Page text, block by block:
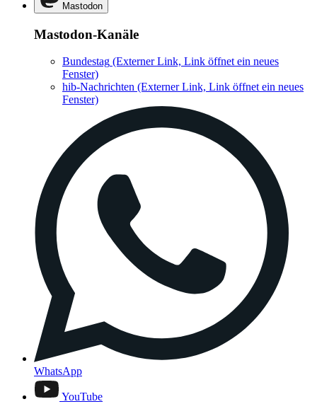
Mastodon
Mastodon-Kanäle
Bundestag (Externer Link, Link öffnet ein neues
Fenster)
hib-Nachrichten (Externer Link, Link öffnet ein neues
Fenster)
WhatsApp
YouTube